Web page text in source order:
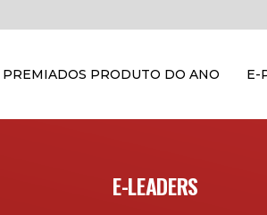
PREMIADOS PRODUTO DO ANO E-
E-LEADERS